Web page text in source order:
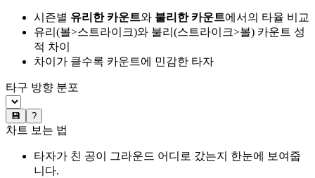
시즌별 유리한 카운트와 불리한 카운트에서의 타율 비교
유리(볼>스트라이크)와 불리(스트라이크>볼) 카운트 성
적 차이
차이가 클수록 카운트에 민감한 타자
타구 방향 분포
💾 ?
차트 보는 법
타자가 친 공이 그라운드 어디로 갔는지 한눈에 보여줍
니다.